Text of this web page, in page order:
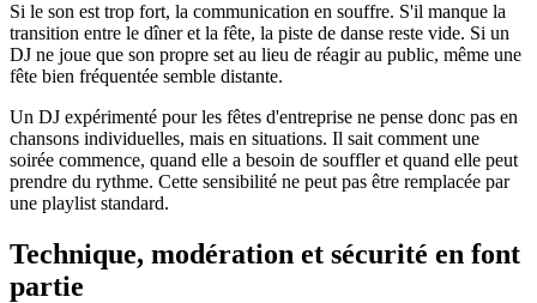
Si le son est trop fort, la communication en souffre. S'il manque la
transition entre le dîner et la fête, la piste de danse reste vide. Si un
DJ ne joue que son propre set au lieu de réagir au public, même une
fête bien fréquentée semble distante.
Un DJ expérimenté pour les fêtes d'entreprise ne pense donc pas en
chansons individuelles, mais en situations. Il sait comment une
soirée commence, quand elle a besoin de souffler et quand elle peut
prendre du rythme. Cette sensibilité ne peut pas être remplacée par
une playlist standard.
Technique, modération et sécurité en font
partie